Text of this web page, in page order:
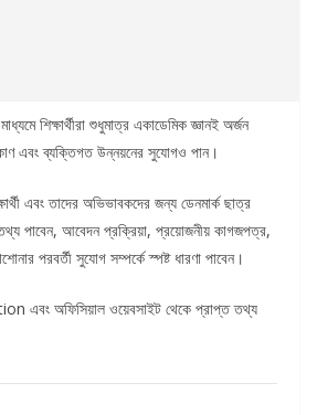
শিক্ষার্থীরা শুধুমাত্র একাডেমিক জ্ঞানই অর্জন
এবং ব্যক্তিগত উন্নয়নের সুযোগও পান।
এবং তাদের অভিভাবকদের জন্য ডেনমার্ক ছাত্র
তথ্য পাবেন, আবেদন প্রক্রিয়া, প্রয়োজনীয় কাগজপত্র,
পরবর্তী সুযোগ সম্পর্কে স্পষ্ট ধারণা পাবেন।
এবং অফিসিয়াল ওয়েবসাইট থেকে প্রাপ্ত তথ্য